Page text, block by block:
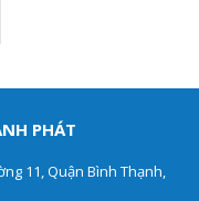
PHÁT
11, Quận Bình Thạnh,